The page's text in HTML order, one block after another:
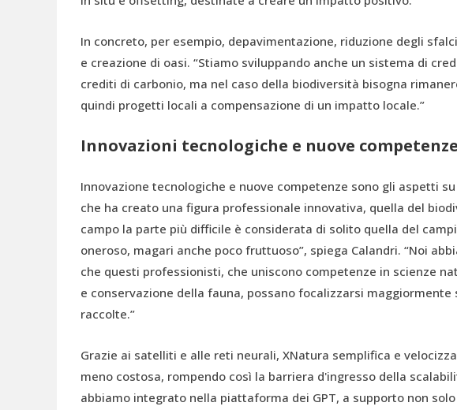
In concreto, per esempio, depavimentazione, riduzione degli
e creazione di oasi. “Stiamo sviluppando anche un sistema di
crediti di carbonio, ma nel caso della biodiversità bisogna
quindi progetti locali a compensazione di un impatto locale.”
Innovazioni tecnologiche e nuove competenze
Innovazione tecnologiche e nuove competenze sono gli aspetti
che ha creato una figura professionale innovativa, quella del
campo la parte più difficile è considerata di solito quella del
oneroso, magari anche poco fruttuoso”, spiega Calandri. “Noi
che questi professionisti, che uniscono competenze in scienze
e conservazione della fauna, possano focalizzarsi
raccolte.”
Grazie ai satelliti e alle reti neurali, XNatura semplifica e
meno costosa, rompendo così la barriera d'ingresso della
abbiamo integrato nella piattaforma dei GPT, a supporto non